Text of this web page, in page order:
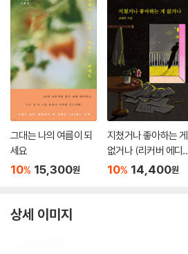
그대는 나의 여름이 되
세요
10% 15,300원
지쳤거나 좋아하는 게
없거나 (리커버 에디
션)
10% 14,400원
상세 이미지